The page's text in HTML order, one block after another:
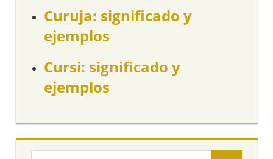
Curuja: significado y
ejemplos
Cursi: significado y
ejemplos